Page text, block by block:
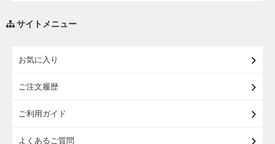
サイトメニュー
お気に入り
ご注文履歴
ご利用ガイド
よくあるご質問